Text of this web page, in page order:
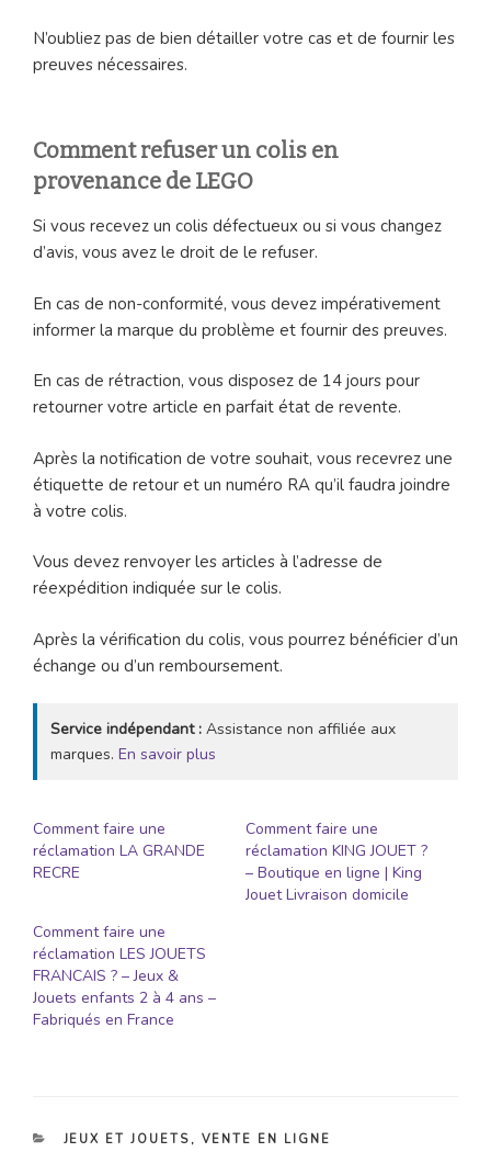
N’oubliez pas de bien détailler votre cas et de fournir les
preuves nécessaires.
Comment refuser un colis en
provenance de LEGO
Si vous recevez un colis défectueux ou si vous changez
d’avis, vous avez le droit de le refuser.
En cas de non-conformité, vous devez impérativement
informer la marque du problème et fournir des preuves.
En cas de rétraction, vous disposez de 14 jours pour
retourner votre article en parfait état de revente.
Après la notification de votre souhait, vous recevrez une
étiquette de retour et un numéro RA qu’il faudra joindre
à votre colis.
Vous devez renvoyer les articles à l’adresse de
réexpédition indiquée sur le colis.
Après la vérification du colis, vous pourrez bénéficier d’un
échange ou d’un remboursement.
Service indépendant : Assistance non affiliée aux
marques. En savoir plus
Comment faire une
réclamation LA GRANDE
RECRE
Comment faire une
réclamation KING JOUET ?
– Boutique en ligne | King
Jouet Livraison domicile
Comment faire une
réclamation LES JOUETS
FRANCAIS ? – Jeux &
Jouets enfants 2 à 4 ans –
Fabriqués en France
CATÉGORIES
JEUX ET JOUETS , VENTE EN LIGNE